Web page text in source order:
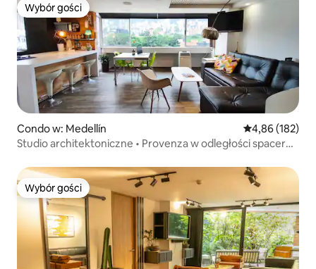
Wybór gości
Wybór gości
Condo w: Medellín Średnia
4,86 (182)
Studio architektoniczne • Provenza w odległości spaceru •
Wybór gości
Wybór gości